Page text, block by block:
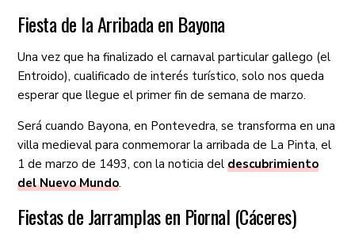
Fiesta de la Arribada en Bayona
Una vez que ha finalizado el carnaval particular gallego (el
Entroido), cualificado de interés turístico, solo nos queda
esperar que llegue el primer fin de semana de marzo.
Será cuando Bayona, en Pontevedra, se transforma en una
villa medieval para conmemorar la arribada de La Pinta, el
1 de marzo de 1493, con la noticia deldescubrimiento
del Nuevo Mundo.
Fiestas de Jarramplas en Piornal (Cáceres)